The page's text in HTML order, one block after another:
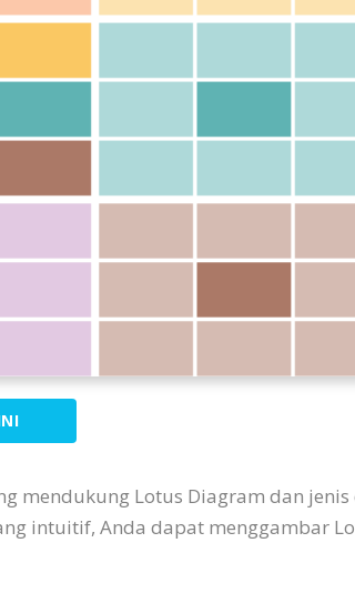
mendukung Lotus Diagram dan
intuitif, Anda dapat menggambar